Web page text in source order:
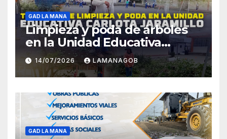
GAD LA MANA
Limpieza y poda de árboles
en la Unidad Educativa
Carlota Jaramillo
14/07/2026 LAMANAGOB
GAD LA MANA